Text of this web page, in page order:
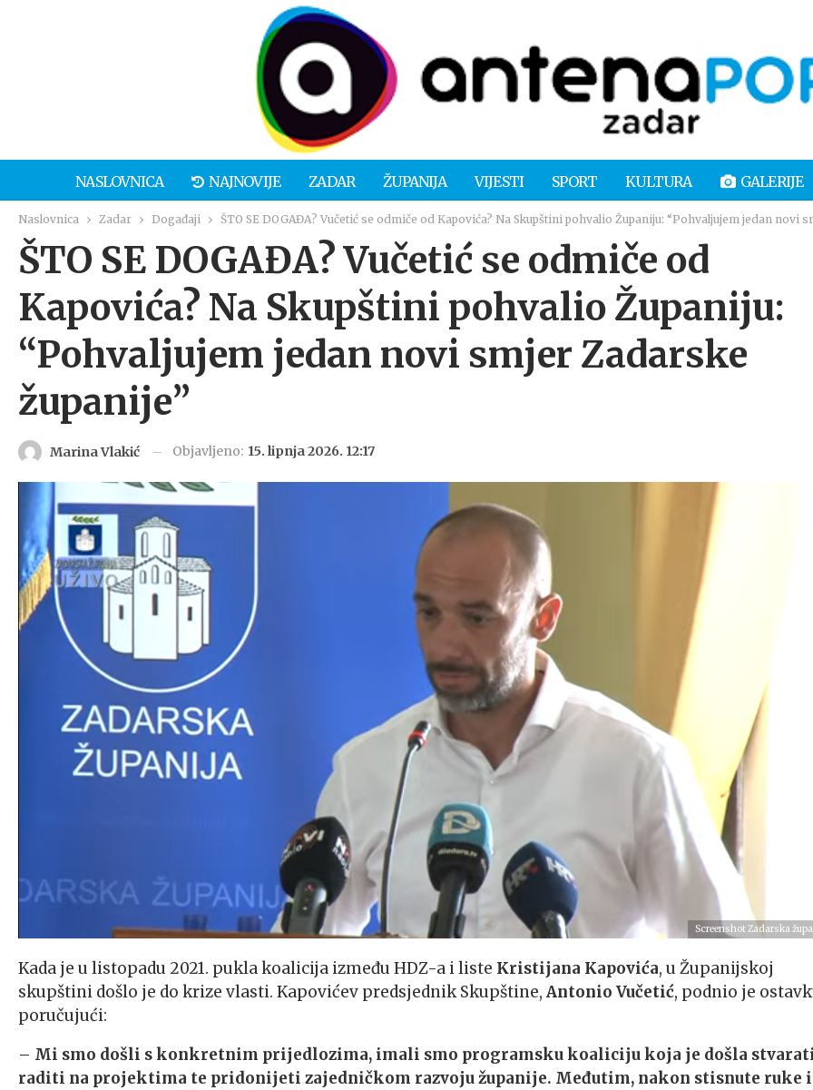
NASLOVNICA NAJNOVIJE ZADAR ŽUPANIJA VIJESTI SPORT KULTURA GALERIJE
Naslovnica Zadar Događaji ŠTO SE DOGAĐA? Vučetić se odmiče od Kapovića? Na Skupštini pohvalio Županiju: “Pohvaljujem jedan novi
ŠTO SE DOGAĐA? Vučetić se odmiče od
Kapovića? Na Skupštini pohvalio Županiju:
“Pohvaljujem jedan novi smjer Zadarske
županije”
Marina Vlakić Objavljeno: 15. lipnja 2026. 12:17
Screenshot Zadarska
Kada je u listopadu 2021. pukla koalicija između HDZ-a i liste Kristijana Kapovića, u Županijskoj
skupštini došlo je do krize vlasti. Kapovićev predsjednik Skupštine, Antonio Vučetić, podnio je
poručujući:
– Mi smo došli s konkretnim prijedlozima, imali smo programsku koaliciju koja je došla
raditi na projektima te pridonijeti zajedničkom razvoju županije. Međutim, nakon stisnute ruke i